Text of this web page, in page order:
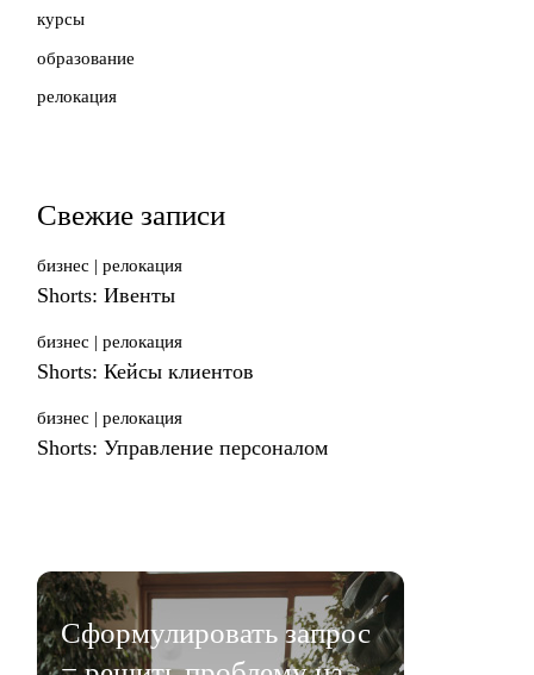
курсы
образование
релокация
Свежие записи
бизнес релокация
Shorts: Ивенты
бизнес релокация
Shorts: Кейсы клиентов
бизнес релокация
Shorts: Управление персоналом
Сформулировать запрос